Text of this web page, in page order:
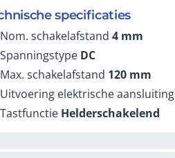
specificaties
Nom. schakelafstand 4 mm
Spanningstype DC
Max. schakelafstand 120 mm
Uitvoering elektrische aansluiting
Tastfunctie Helderschakelend